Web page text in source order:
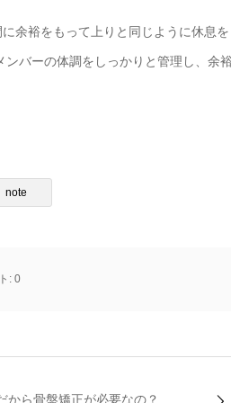
余裕をもって上りと同じように休息
バーの体調をしっかりと管理し、余
note
: 0
から骨盤矯正が必要なの？